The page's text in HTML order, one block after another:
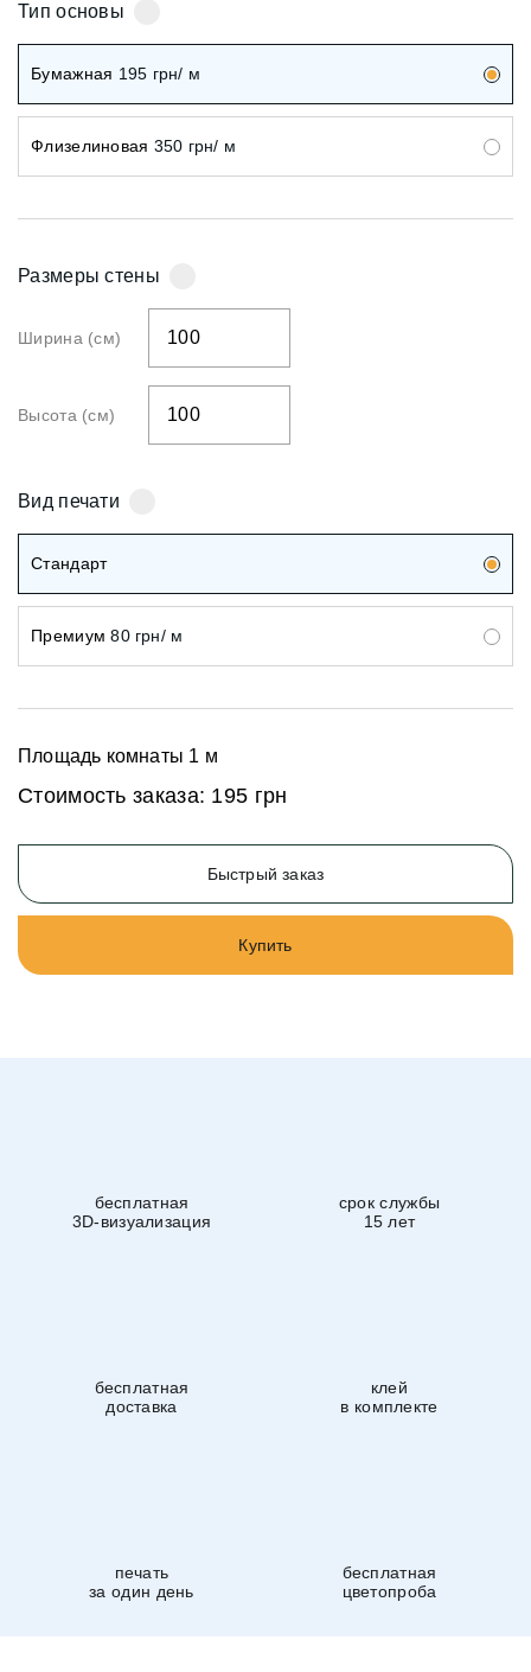
Тип основы
Бумажная 195 грн/ м
Флизелиновая 350 грн/ м
Размеры стены
Ширина (см)
Высота (см)
Вид печати
Стандарт
Премиум 80 грн/ м
Площадь комнаты 1 м
Стоимость заказа: 195 грн
Быстрый заказ
Купить
бесплатная
3D-визуализация
срок службы
15 лет
бесплатная
доставка
клей
в комплекте
печать
за один день
бесплатная
цветопроба